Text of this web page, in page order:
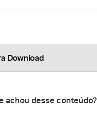
Download
achou desse conteúdo?